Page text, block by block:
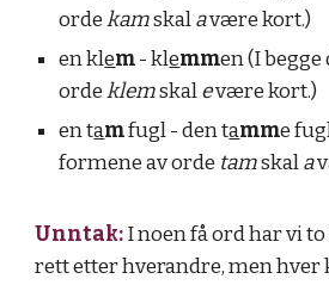
ordekamskalavære kort.)
en klem- klemmen(I
ordeklemskalevære kort.)
en tamfugl - den tamme
formene av orde tamskala
Unntak:I noen få ord har vi
rett etter hverandre, men hver